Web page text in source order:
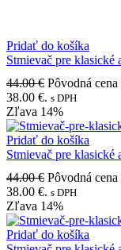
Pridať do košíka
Stmievač pre
44.00€ Pôvodná
38.00 €. s DPH
Zľava 14%
Pridať do košíka
Stmievač pre
44.00€ Pôvodná
38.00 €. s DPH
Zľava 14%
Pridať do košíka